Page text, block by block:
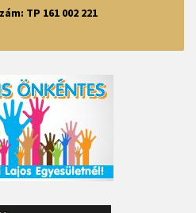
TP 161 002 221